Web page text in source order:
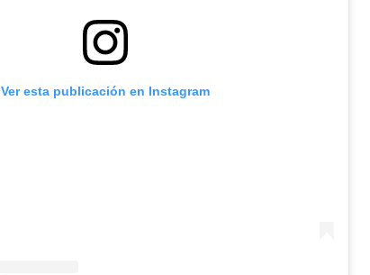
Ver esta publicación en Instagram